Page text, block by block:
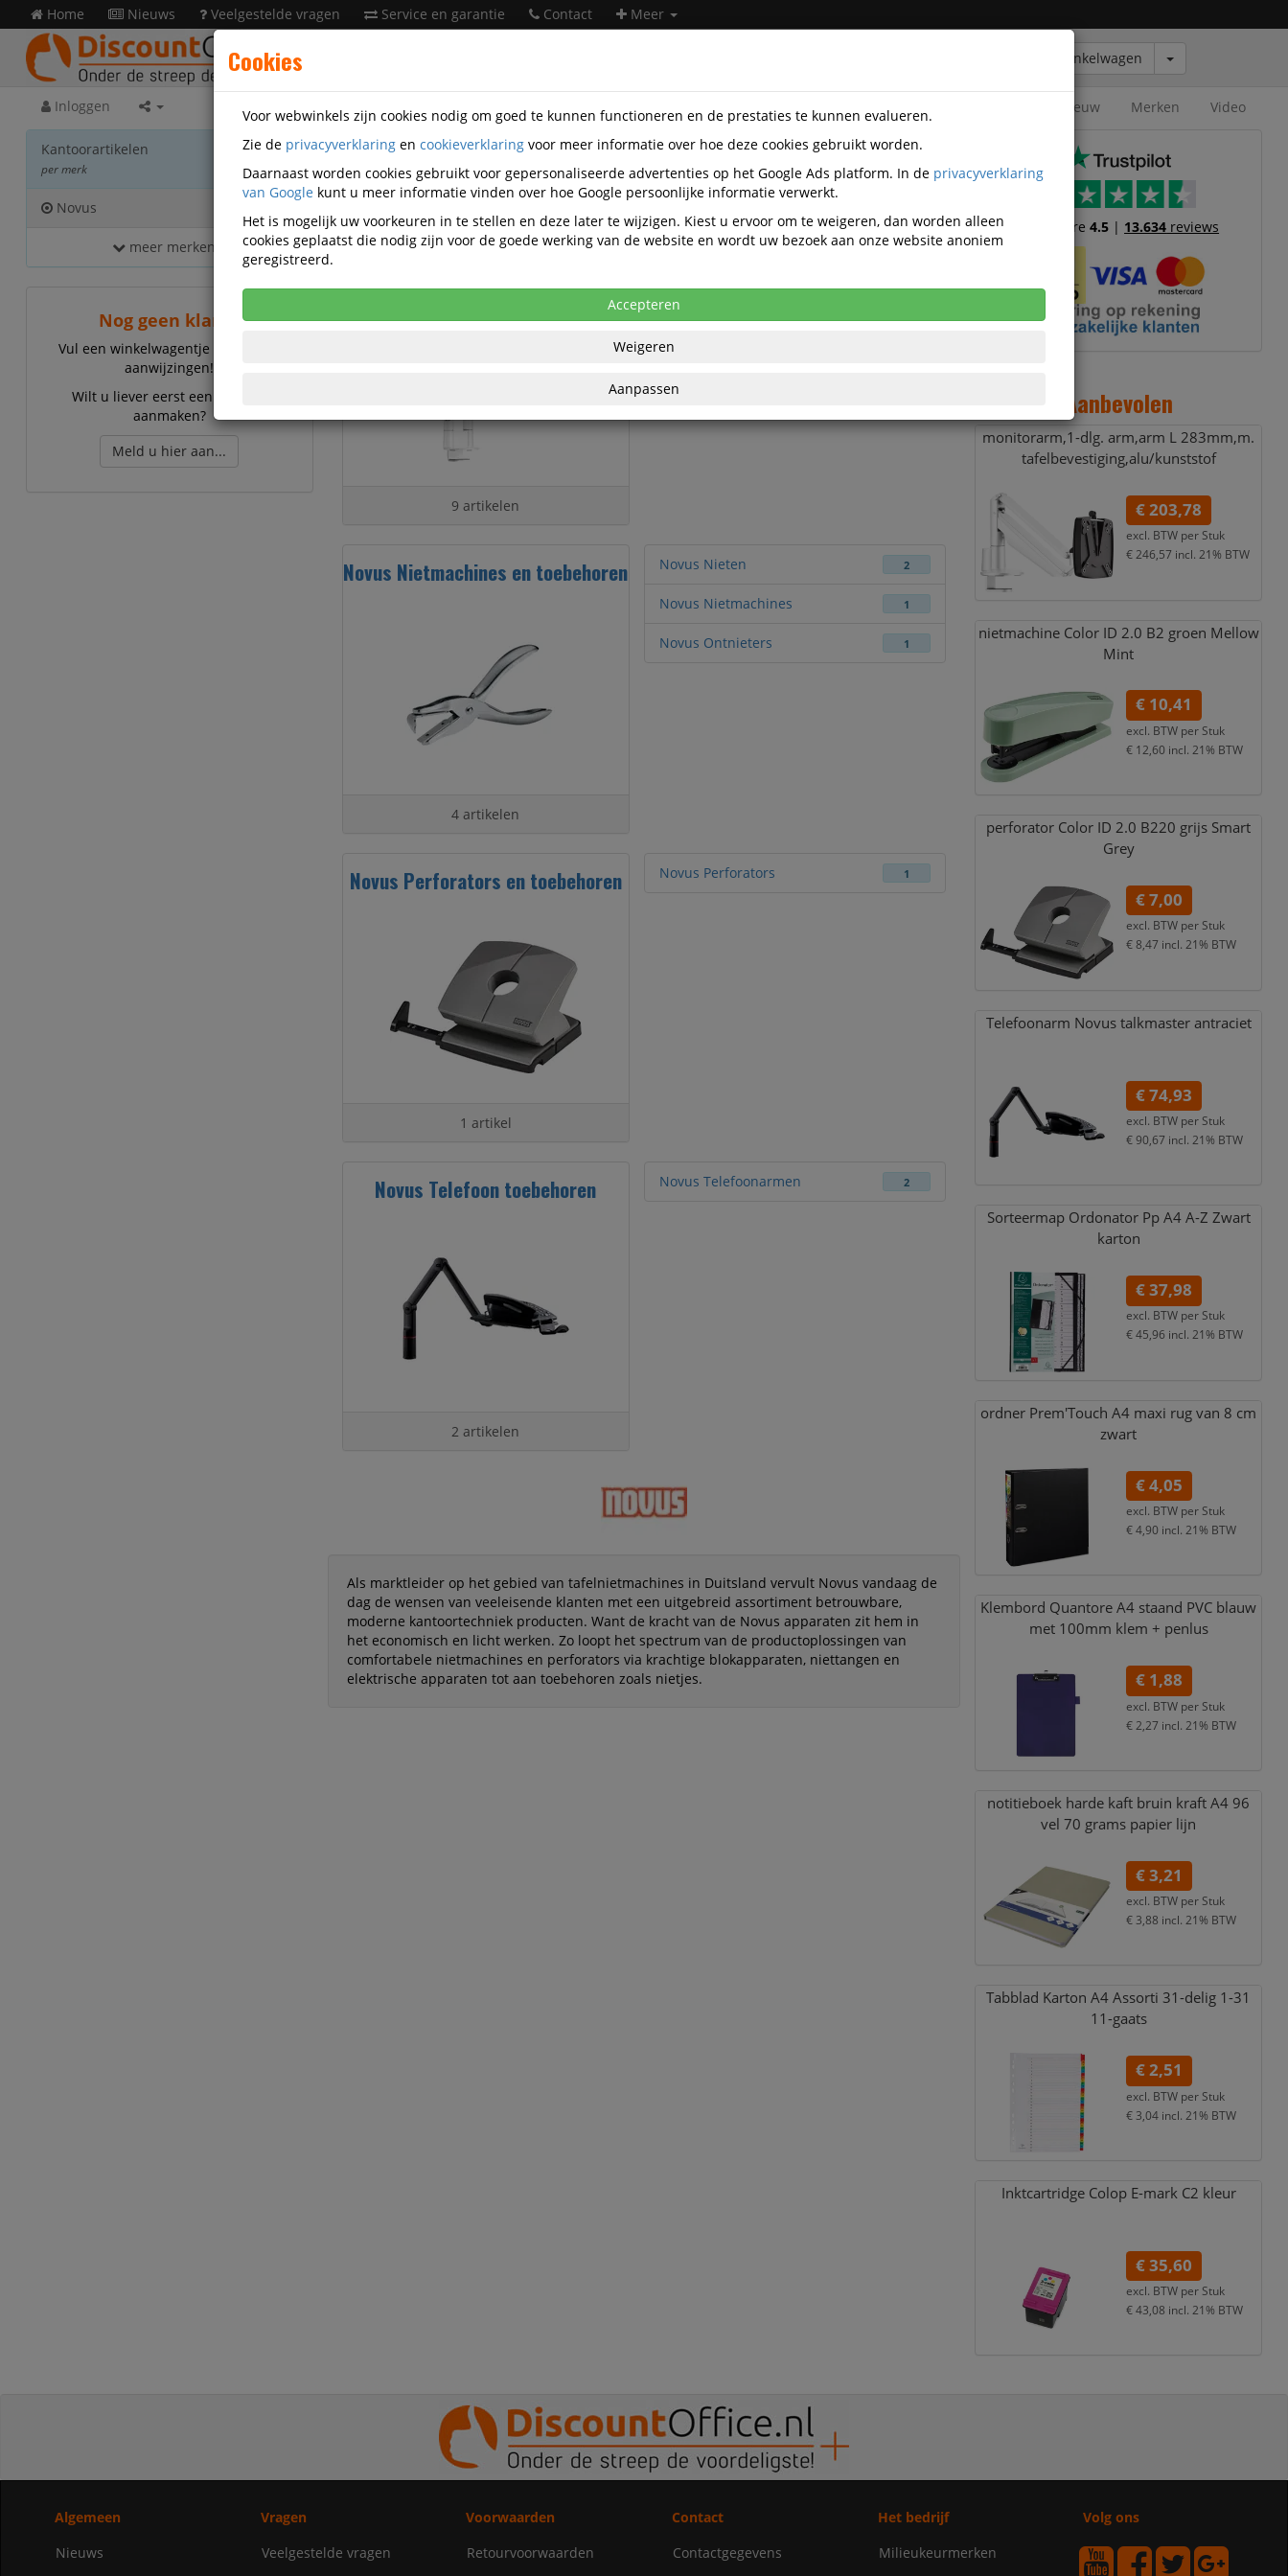
Winkelwagen
Home Nieuws Veelgestelde vragen Service en garantie Contact Meer
Inloggen Nieuw Merken Video
Kantoorartikelen
per merk
Novus
meer merken...
Nog geen klant?
Vul een winkelwagentje en volg de
aanwijzingen!
Wilt u liever eerst een account
aanmaken?
Meld u hier aan...
Kantoorartikelen Novus
Novus kantoorartikelen
9 artikelen
Novus Nietmachines en toebehoren
4 artikelen
Novus Nieten 2
Novus Nietmachines 1
Novus Ontnieters 1
Novus Perforators en toebehoren
1 artikel
Novus Perforators 1
Novus Telefoon toebehoren
2 artikelen
Novus Telefoonarmen 2
Als marktleider op het gebied van tafelnietmachines in Duitsland vervult Novus vandaag de
dag de wensen van veeleisende klanten met een uitgebreid assortiment betrouwbare,
moderne kantoortechniek producten. Want de kracht van de Novus apparaten zit hem in
het economisch en licht werken. Zo loopt het spectrum van de productoplossingen van
comfortabele nietmachines en perforators via krachtige blokapparaten, niettangen en
elektrische apparaten tot aan toebehoren zoals nietjes.
Trustscore4.5 | 13.634 reviews
Aanbevolen
monitorarm,1-dlg. arm,arm L 283mm,m.
tafelbevestiging,alu/kunststof
€ 203,78
excl. BTW per Stuk
€ 246,57 incl. 21% BTW
nietmachine Color ID 2.0 B2 groen Mellow
Mint
€ 10,41
excl. BTW per Stuk
€ 12,60 incl. 21% BTW
perforator Color ID 2.0 B220 grijs Smart
Grey
€ 7,00
excl. BTW per Stuk
€ 8,47 incl. 21% BTW
Telefoonarm Novus talkmaster antraciet
€ 74,93
excl. BTW per Stuk
€ 90,67 incl. 21% BTW
Sorteermap Ordonator Pp A4 A-Z Zwart
karton
€ 37,98
excl. BTW per Stuk
€ 45,96 incl. 21% BTW
ordner Prem'Touch A4 maxi rug van 8 cm
zwart
€ 4,05
excl. BTW per Stuk
€ 4,90 incl. 21% BTW
Klembord Quantore A4 staand PVC blauw
met 100mm klem + penlus
€ 1,88
excl. BTW per Stuk
€ 2,27 incl. 21% BTW
notitieboek harde kaft bruin kraft A4 96
vel 70 grams papier lijn
€ 3,21
excl. BTW per Stuk
€ 3,88 incl. 21% BTW
Tabblad Karton A4 Assorti 31-delig 1-31
11-gaats
€ 2,51
excl. BTW per Stuk
€ 3,04 incl. 21% BTW
Inktcartridge Colop E-mark C2 kleur
€ 35,60
excl. BTW per Stuk
€ 43,08 incl. 21% BTW
Algemeen
Nieuws
Vragen
Veelgestelde vragen
Voorwaarden
Retourvoorwaarden
Contact
Contactgegevens
Het bedrijf
Milieukeurmerken
Volg ons
Cookies
Voor webwinkels zijn cookies nodig om goed te kunnen functioneren en de prestaties te kunnen evalueren.
Zie de privacyverklaring en cookieverklaring voor meer informatie over hoe deze cookies gebruikt worden.
Daarnaast worden cookies gebruikt voor gepersonaliseerde advertenties op het Google Ads platform. In de privacyverklaring
van Google kunt u meer informatie vinden over hoe Google persoonlijke informatie verwerkt.
Het is mogelijk uw voorkeuren in te stellen en deze later te wijzigen. Kiest u ervoor om te weigeren, dan worden alleen
cookies geplaatst die nodig zijn voor de goede werking van de website en wordt uw bezoek aan onze website anoniem
geregistreerd.
Accepteren
Weigeren
Aanpassen